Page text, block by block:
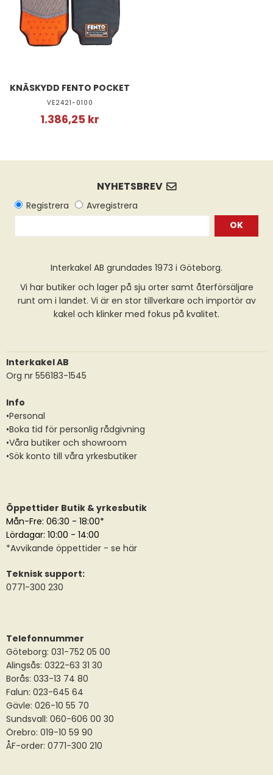
KNÄSKYDD FENTO POCKET
VE2421-0100
1.386,25 kr
OK
Interkakel AB grundades 1973 i Göteborg.
Vi har butiker och lager på sju orter samt återförsäljare
runt om i landet. Vi är en stor tillverkare och importör av
kakel och klinker med fokus på kvalitet.
Interkakel AB
Org nr 556183-1545
Info
•Personal
•Boka tid för personlig rådgivning
•Våra butiker och showroom
•Sök konto till våra yrkesbutiker
Öppettider Butik & yrkesbutik
Mån-Fre: 06:30 - 18:00*
Lördagar: 10:00 - 14:00
*Avvikande öppettider - se här
Teknisk support:
0771-300 230
Telefonnummer
Göteborg: 031-752 05 00
Alingsås: 0322-63 31 30
Borås: 033-13 74 80
Falun: 023-645 64
Gävle: 026-10 55 70
Sundsvall: 060-606 00 30
Örebro: 019-10 59 90
ÅF-order: 0771-300 210